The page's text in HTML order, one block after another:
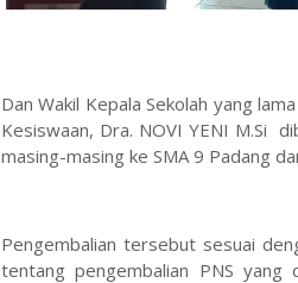
Dan Wakil Kepala Sekolah yang
Kesiswaan, Dra. NOVI YENI M.Si
masing-masing ke SMA 9 Padang
Pengembalian tersebut sesuai
tentang pengembalian PNS yang